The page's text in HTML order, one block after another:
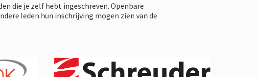
die je zelf hebt ingeschreven. Openbare
leden hun inschrijving mogen zien van de